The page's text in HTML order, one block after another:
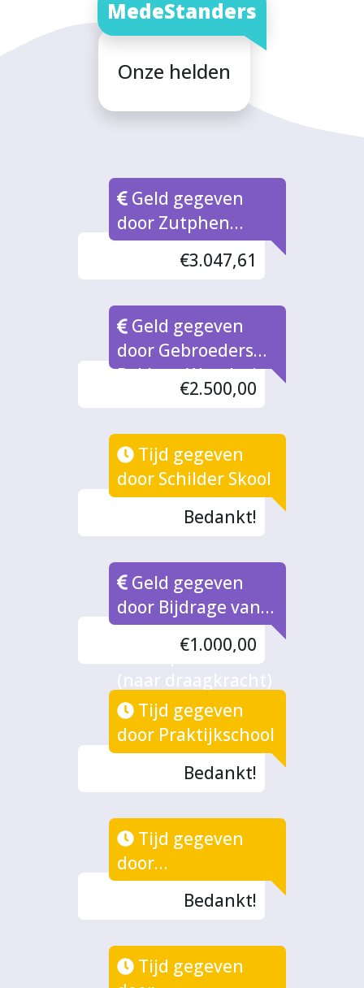
MedeStanders
Onze helden
Geld gegeven
door Zutphen
Fonds
€3.047,61
Geld gegeven
door Gebroeders
Bakkers Weeshuis
€2.500,00
Tijd gegeven
door Schilder Skool
Bedankt!
Geld gegeven
door Bijdrage van
ouders aan
fietsreparaties
€1.000,00
Tijd gegeven
door Praktijkschool
Bedankt!
Tijd gegeven
door
Organisatieteam
Bedankt!
Tijd gegeven